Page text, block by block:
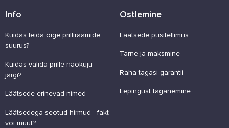
Info
Kuidas leida õige prilliraamide
suurus?
Kuidas valida prille näokuju
järgi?
Läätsede erinevad nimed
Läätsedega seotud hirmud - fakt
või müüt?
Ostlemine
Läätsede püsitellimus
Tarne ja maksmine
Raha tagasi garantii
Lepingust taganemine.